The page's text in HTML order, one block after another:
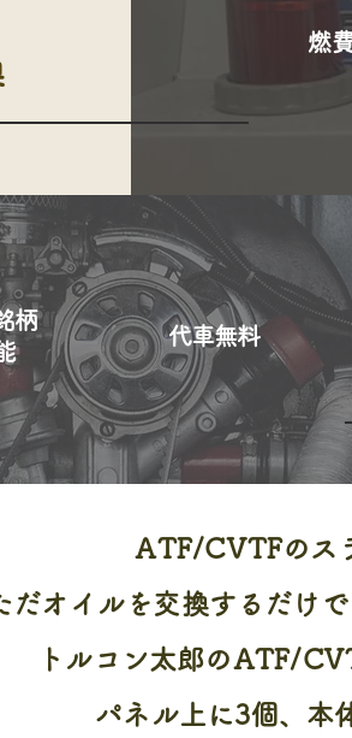
燃
柄
代車無料
ATF/CVTFのス
だオイルを交換するだけ
トルコン太郎のATF/
パネル上に3個、本